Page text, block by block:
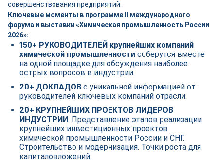
совершенствования предприятий.
Ключевые моменты в программе
международного
форума и выставки «Химическая промышленность России
2026»:
150+ РУКОВОДИТЕЛЕЙ крупнейших компаний
химической промышленности соберутся вместе
на одной площадке для обсуждения наиболее
острых вопросов в индустрии.
20+ ДОКЛАДОВ с уникальной информацией от
руководителей ключевых компаний отрасли.
20+ КРУПНЕЙШИХ ПРОЕКТОВ ЛИДЕРОВ
ИНДУСТРИИ. Представление этапов реализации
крупнейших инвестиционных проектов
химической промышленности России и СНГ.
Строительство и модернизация. Точки роста для
капиталовложений.